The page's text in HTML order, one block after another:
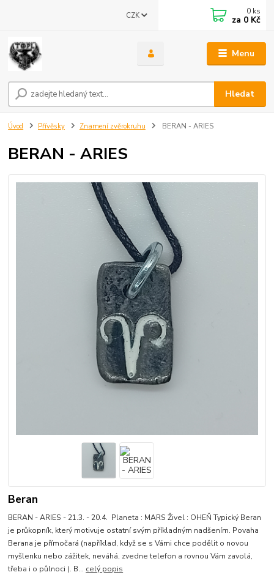
Menu
CZK
Hledat
0 ks
za 0 Kč
Úvod Přívěsky Znamení zvěrokruhu BERAN - ARIES
BERAN - ARIES
Beran
BERAN - ARIES - 21.3. - 20.4. Planeta : MARS Živel : OHEŇ Typický Beran
je průkopník, který motivuje ostatní svým příkladným nadšením. Povaha
Berana je přímočará (například, když se s Vámi chce podělit o novou
myšlenku nebo zážitek, neváhá, zvedne telefon a rovnou Vám zavolá,
třeba i o půlnoci ). B... celý popis